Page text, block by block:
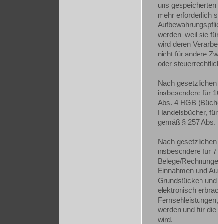
uns
mehr erforderlich
werden, weil sie
wird deren
nicht für andere
oder
Nach
insbesondere für
Abs. 4 HGB
Handelsbücher,
gemäß § 257 Abs.
Nach
insbesondere für
Belege/
Einnahmen und
Grundstücken
elektronisch
werden und für
wird.